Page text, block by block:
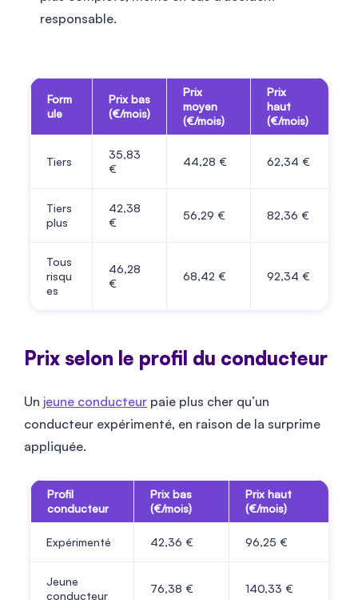
responsable.
Form
ule
Prix bas
(€/mois)
Prix
moyen
(€/mois)
Prix
haut
(€/mois)
Tiers
35,83
€
44,28 € 62,34 €
Tiers
plus
42,38
€
56,29 € 82,36 €
Tous
risqu
es
46,28
€
68,42 € 92,34 €
Prix selon le profil du conducteur
Un jeune conducteur paie plus cher qu’un
conducteur expérimenté, en raison de la surprime
appliquée.
Profil
conducteur
Prix bas
(€/mois)
Prix haut
(€/mois)
Expérimenté 42,36 € 96,25 €
Jeune
conducteur
76,38 € 140,33 €